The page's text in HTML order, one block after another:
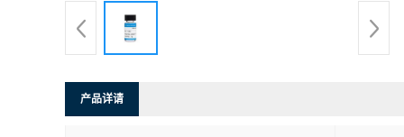
产品详请